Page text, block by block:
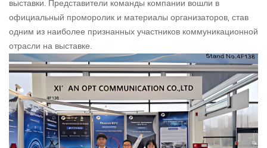
выставки. Представители команды компании вошли в
официальный проморолик и материалы организаторов, став
одним из наиболее признанных участников коммуникационной
отрасли на выставке.